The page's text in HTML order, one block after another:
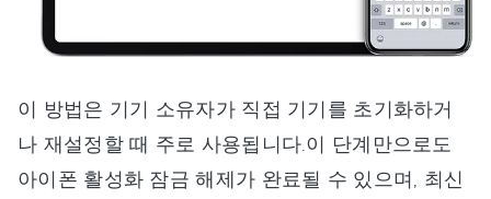
이 방법은 기기 소유자가 직접 기기를 초기화하거
나 재설정할 때 주로 사용됩니다.이 단계만으로도
아이폰 활성화 잠금 해제가 완료될 수 있으며, 최신